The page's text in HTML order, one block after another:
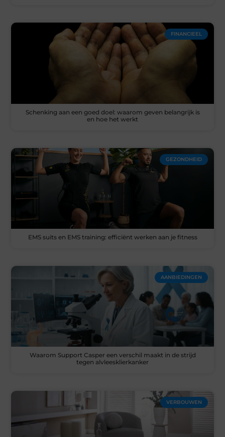
FINANCIEEL
Schenking aan een goed doel: waarom geven belangrijk is
en hoe het werkt
GEZONDHEID
EMS suits en EMS training: efficiënt werken aan je fitness
AANBIEDINGEN
Waarom Support Casper een verschil maakt in de strijd
tegen alvleesklierkanker
VERBOUWEN